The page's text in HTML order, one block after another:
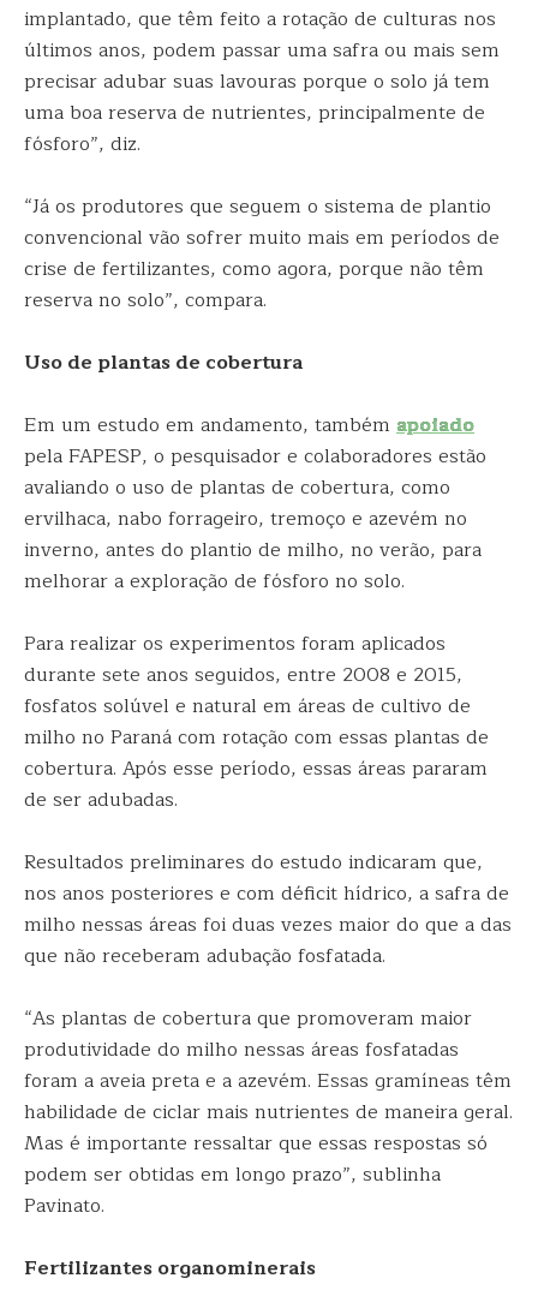
implantado, que têm feito a rotação de culturas nos
últimos anos, podem passar uma safra ou mais sem
precisar adubar suas lavouras porque o solo já tem
uma boa reserva de nutrientes, principalmente de
fósforo”, diz.
“Já os produtores que seguem o sistema de plantio
convencional vão sofrer muito mais em períodos de
crise de fertilizantes, como agora, porque não têm
reserva no solo”, compara.
Uso de plantas de cobertura
Em um estudo em andamento, também apoiado
pela FAPESP, o pesquisador e colaboradores estão
avaliando o uso de plantas de cobertura, como
ervilhaca, nabo forrageiro, tremoço e azevém no
inverno, antes do plantio de milho, no verão, para
melhorar a exploração de fósforo no solo.
Para realizar os experimentos foram aplicados
durante sete anos seguidos, entre 2008 e 2015,
fosfatos solúvel e natural em áreas de cultivo de
milho no Paraná com rotação com essas plantas de
cobertura. Após esse período, essas áreas pararam
de ser adubadas.
Resultados preliminares do estudo indicaram que,
nos anos posteriores e com déficit hídrico, a safra de
milho nessas áreas foi duas vezes maior do que a das
que não receberam adubação fosfatada.
“As plantas de cobertura que promoveram maior
produtividade do milho nessas áreas fosfatadas
foram a aveia preta e a azevém. Essas gramíneas têm
habilidade de ciclar mais nutrientes de maneira geral.
Mas é importante ressaltar que essas respostas só
podem ser obtidas em longo prazo”, sublinha
Pavinato.
Fertilizantes organominerais